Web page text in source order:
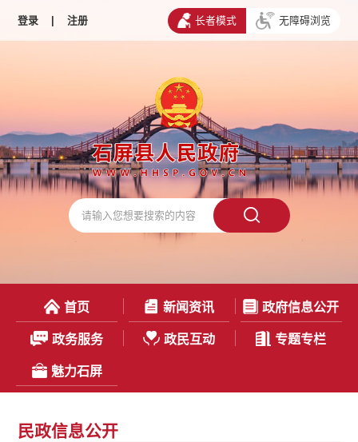
登录 | 注册 长者模式 无障碍浏览
首页 新闻资讯 政府信息公开
政务服务 政民互动 专题专栏
魅力石屏
民政信息公开